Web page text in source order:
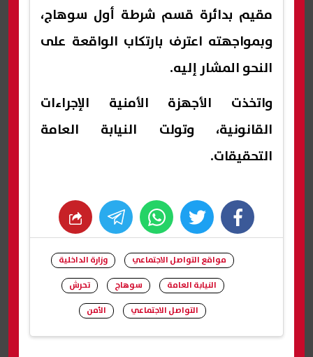
مقيم بدائرة قسم شرطة أول سوهاج،
وبمواجهته اعترف بارتكاب الواقعة على
النحو المشار إليه.
واتخذت الأجهزة الأمنية الإجراءات
القانونية، وتولت النيابة العامة
التحقيقات.
facebook
twitter
whats
مواقع التواصل الاجتماعي
وزارة الداخلية
النيابة العامة
سوهاج
تحرش
التواصل الاجتماعي
الأمن